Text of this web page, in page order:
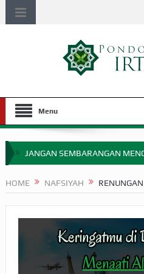
Menu
JANGAN SEMBARANGAN
APA HUKUM MEMPERCEPAT
SEBELUM TIBA SAAT WAJIB?
HAKIKAT NIKMAT DI DUNIA!
HOME NAFSIYAH